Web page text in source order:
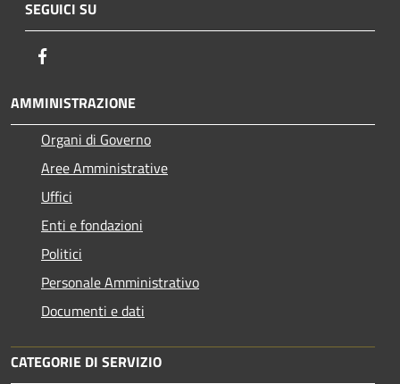
SEGUICI SU
AMMINISTRAZIONE
Organi di Governo
Aree Amministrative
Uffici
Enti e fondazioni
Politici
Personale Amministrativo
Documenti e dati
CATEGORIE DI SERVIZIO